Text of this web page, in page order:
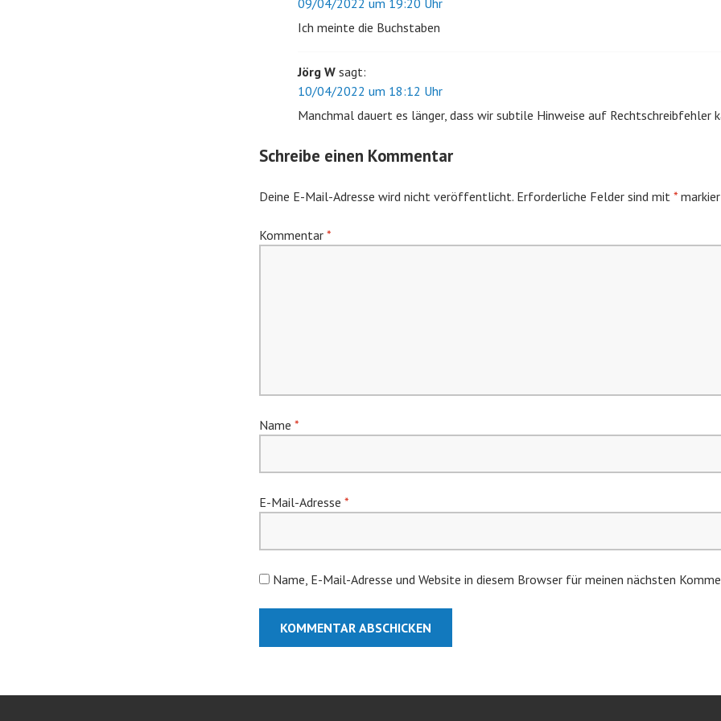
09/04/2022 um 19:20 Uhr
Ich meinte die Buchstaben
Jörg W sagt:
10/04/2022 um 18:12 Uhr
Manchmal dauert es länger, dass wir subtile Hinweise auf Rechtschreibfehler
Schreibe einen Kommentar
Deine E-Mail-Adresse wird nicht veröffentlicht. Erforderliche Felder sind mit *
Kommentar *
Name *
E-Mail-Adresse *
Name, E-Mail-Adresse und Website in diesem Browser für meinen nächsten